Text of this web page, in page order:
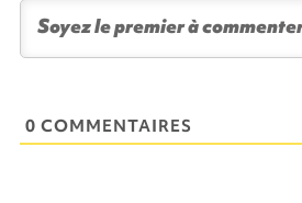
0 COMMENTAIRES